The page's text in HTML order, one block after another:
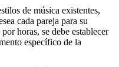
de música existentes,
cada pareja para su
horas, se debe establecer
específico de la